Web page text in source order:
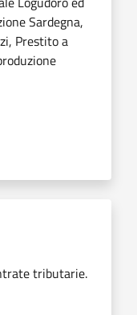
Sardegna,
Prestito a
tributarie.